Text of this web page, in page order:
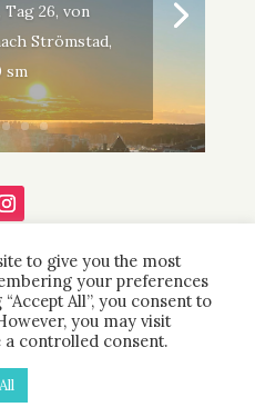
Tag 26, von
Strömstad,
sm
ERKLÄRUNG
to give you the most
your preferences
All”, you consent to
you may visit
controlled consent.